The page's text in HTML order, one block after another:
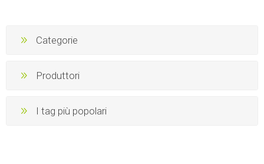
Categorie
Produttori
I tag più popolari